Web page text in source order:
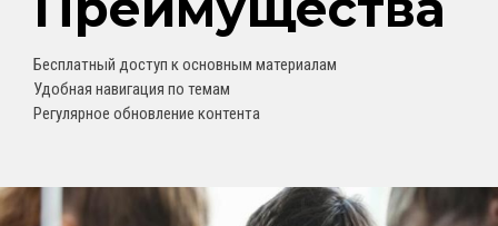
Бесплатный доступ к основным материалам
Удобная навигация по темам
Регулярное обновление контента